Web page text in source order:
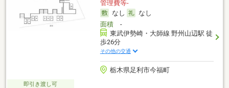
管理費等-
なし
なし
面積-
東武伊勢崎・大師線 野州山辺駅 徒
歩26分
その他の交通
栃木県足利市今福町
即引き渡し可